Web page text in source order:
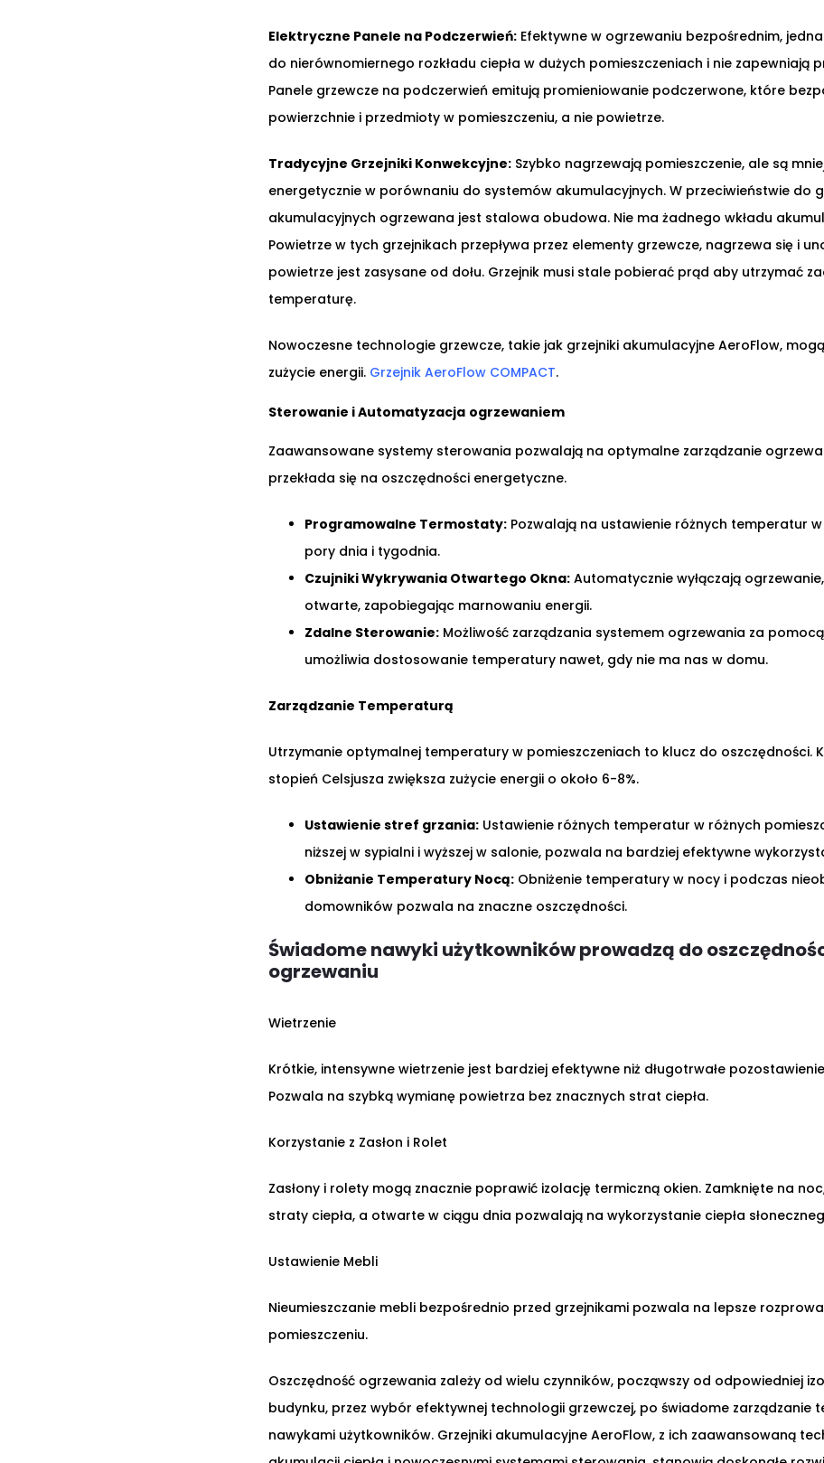
Elektryczne Panele na Podczerwień: Efektywne w ogrzewaniu bezpośrednim,
do nierównomiernego rozkładu ciepła w dużych pomieszczeniach i nie zapewniają
Panele grzewcze na podczerwień emitują promieniowanie podczerwone, które
powierzchnie i przedmioty w pomieszczeniu, a nie powietrze.
Tradycyjne Grzejniki Konwekcyjne: Szybko nagrzewają pomieszczenie, ale są
energetycznie w porównaniu do systemów akumulacyjnych. W przeciwieństwie do
akumulacyjnych ogrzewana jest stalowa obudowa. Nie ma żadnego wkładu
Powietrze w tych grzejnikach przepływa przez elementy grzewcze, nagrzewa się i
powietrze jest zasysane od dołu. Grzejnik musi stale pobierać prąd aby utrzymać
temperaturę.
Nowoczesne technologie grzewcze, takie jak grzejniki akumulacyjne AeroFlow,
zużycie energii. Grzejnik AeroFlow COMPACT.
Sterowanie i Automatyzacja ogrzewaniem
Zaawansowane systemy sterowania pozwalają na optymalne zarządzanie
przekłada się na oszczędności energetyczne.
Programowalne Termostaty: Pozwalają na ustawienie różnych temperatur
pory dnia i tygodnia.
Czujniki Wykrywania Otwartego Okna: Automatycznie wyłączają
otwarte, zapobiegając marnowaniu energii.
Zdalne Sterowanie: Możliwość zarządzania systemem ogrzewania za
umożliwia dostosowanie temperatury nawet, gdy nie ma nas w domu.
Zarządzanie Temperaturą
Utrzymanie optymalnej temperatury w pomieszczeniach to klucz do oszczędności.
stopień Celsjusza zwiększa zużycie energii o około 6-8%.
Ustawienie stref grzania: Ustawienie różnych temperatur w różnych
niższej w sypialni i wyższej w salonie, pozwala na bardziej efektywne
Obniżanie Temperatury Nocą: Obniżenie temperatury w nocy i podczas
domowników pozwala na znaczne oszczędności.
Świadome nawyki użytkowników prowadzą do
ogrzewaniu
Wietrzenie
Krótkie, intensywne wietrzenie jest bardziej efektywne niż długotrwałe
Pozwala na szybką wymianę powietrza bez znacznych strat ciepła.
Korzystanie z Zasłon i Rolet
Zasłony i rolety mogą znacznie poprawić izolację termiczną okien. Zamknięte na
straty ciepła, a otwarte w ciągu dnia pozwalają na wykorzystanie ciepła
Ustawienie Mebli
Nieumieszczanie mebli bezpośrednio przed grzejnikami pozwala na lepsze
pomieszczeniu.
Oszczędność ogrzewania zależy od wielu czynników, począwszy od odpowiedniej
budynku, przez wybór efektywnej technologii grzewczej, po świadome zarządzanie
nawykami użytkowników. Grzejniki akumulacyjne AeroFlow, z ich zaawansowaną